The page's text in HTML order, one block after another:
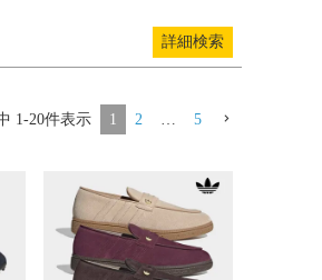
詳細検索
1 -20件表示 1 2 … 5